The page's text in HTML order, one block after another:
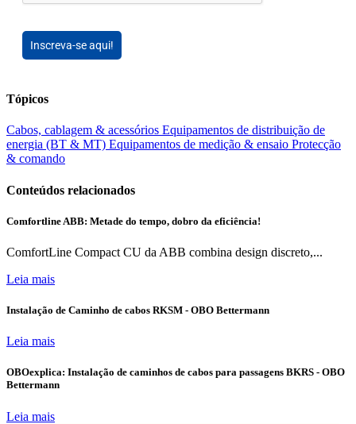
Inscreva-se aqui!
Tópicos
Cabos, cablagem & acessórios Equipamentos de distribuição de
energia (BT & MT) Equipamentos de medição & ensaio Protecção
& comando
Conteúdos relacionados
Comfortline ABB: Metade do tempo, dobro da eficiência!
ComfortLine Compact CU da ABB combina design discreto,...
Leia mais
Instalação de Caminho de cabos RKSM - OBO Bettermann
Leia mais
OBOexplica: Instalação de caminhos de cabos para passagens BKRS - OBO
Bettermann
Leia mais